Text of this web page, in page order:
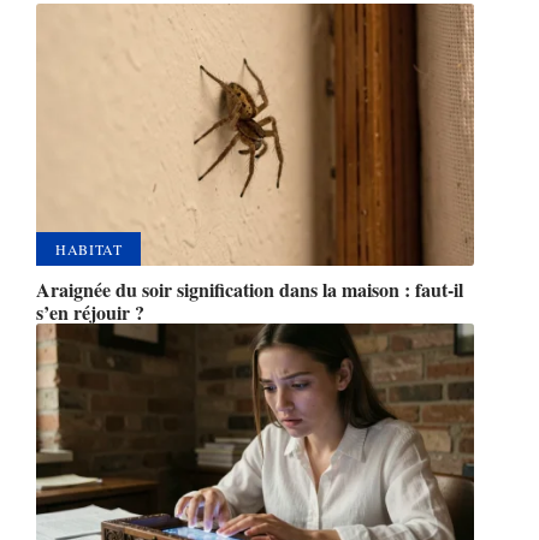
HABITAT
Araignée du soir signification dans la maison : faut-il
s’en réjouir ?